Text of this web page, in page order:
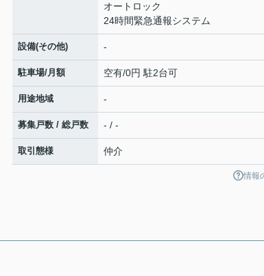
オートロック
24時間緊急通報システム
設備(その他) -
駐車場/月額 空有/0円 駐2台可
用途地域 -
募集戸数 / 総戸数 - / -
取引態様 仲介
情報